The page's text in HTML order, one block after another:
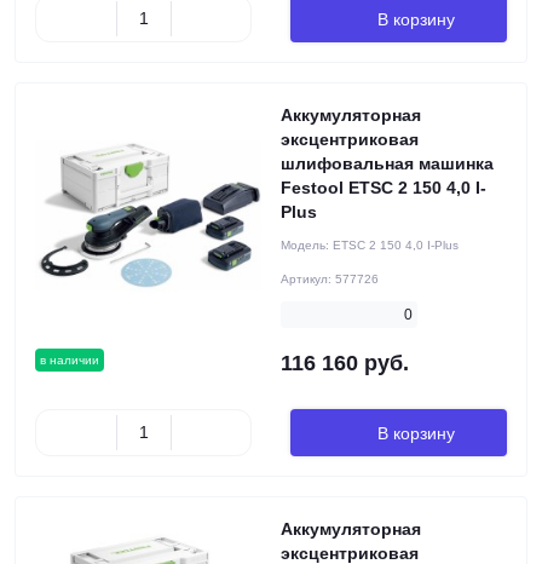
В корзину
в наличии
Аккумуляторная
эксцентриковая
шлифовальная машинка
Festool ETSC 2 150 4,0 I-
Plus
Модель: ETSC 2 150 4,0 I-Plus
Артикул: 577726
0
116 160 руб.
В корзину
Аккумуляторная
эксцентриковая